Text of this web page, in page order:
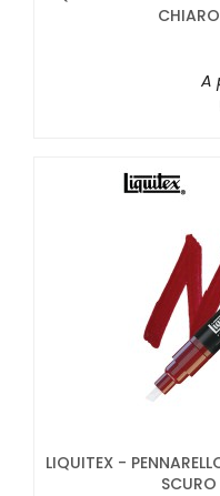
A
LIQUITEX -